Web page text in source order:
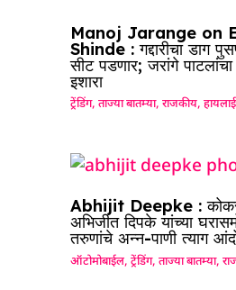
Manoj Jarange on
Shinde : गद्दारीचा डाग
सीट पडणार; जरांगे
इशारा
ट्रेंडिंग,ताज्या बातम्या,राजकीय,
Abhijit Deepke :
अभिजीत दिपके यांच्या
तरुणांचे अन्न-पाणी त्याग
ऑटोमोबाईल,ट्रेंडिंग,ताज्या बातम्या,